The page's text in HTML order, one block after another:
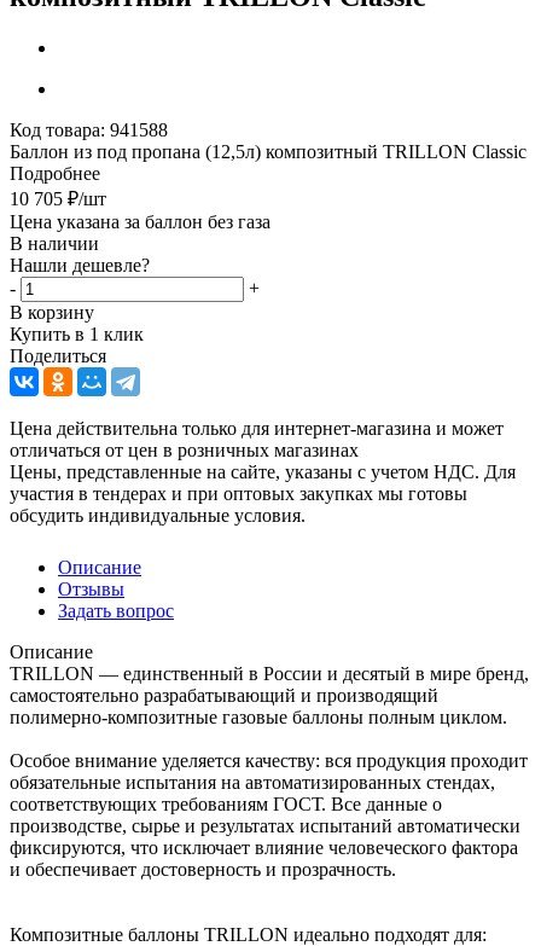
Код товара: 941588
Баллон из под пропана (12,5л) композитный TRILLON Classic
Подробнее
10 705 ₽/шт
Цена указана за баллон без газа
В наличии
Нашли дешевле?
-
+
В корзину
Купить в 1 клик
Поделиться
Цена действительна только для интернет-магазина и может
отличаться от цен в розничных магазинах
Цены, представленные на сайте, указаны с учетом НДС. Для
участия в тендерах и при оптовых закупках мы готовы
обсудить индивидуальные условия.
Описание
Отзывы
Задать вопрос
Описание
TRILLON — единственный в России и десятый в мире бренд,
самостоятельно разрабатывающий и производящий
полимерно-композитные газовые баллоны полным циклом.
Особое внимание уделяется качеству: вся продукция проходит
обязательные испытания на автоматизированных стендах,
соответствующих требованиям ГОСТ. Все данные о
производстве, сырье и результатах испытаний автоматически
фиксируются, что исключает влияние человеческого фактора
и обеспечивает достоверность и прозрачность.
Композитные баллоны TRILLON идеально подходят для: